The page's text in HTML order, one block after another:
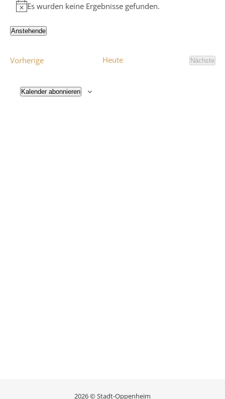
Hinweis
Es wurden keine Ergebnisse gefunden.
Anstehende
VorherigeVeranstaltungen Heute
Nächste
Kalender abonnieren
2026 © Stadt-Oppenheim